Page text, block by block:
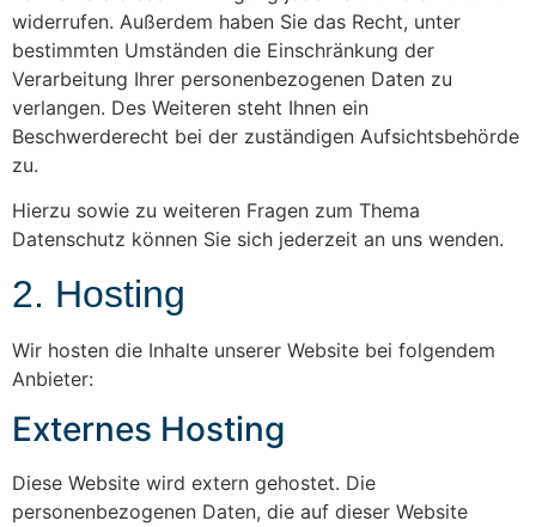
widerrufen. Außerdem haben Sie das Recht, unter
bestimmten Umständen die Einschränkung der
Verarbeitung Ihrer personenbezogenen Daten zu
verlangen. Des Weiteren steht Ihnen ein
Beschwerderecht bei der zuständigen Aufsichtsbehörde
zu.
Hierzu sowie zu weiteren Fragen zum Thema
Datenschutz können Sie sich jederzeit an uns wenden.
2. Hosting
Wir hosten die Inhalte unserer Website bei folgendem
Anbieter:
Externes Hosting
Diese Website wird extern gehostet. Die
personenbezogenen Daten, die auf dieser Website